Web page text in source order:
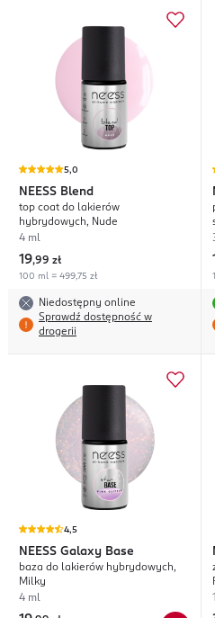
5,0
NEESS Blend
top coat do lakierów
hybrydowych, Nude
4 ml
19,99 zł
100 ml = 499,75 zł
Niedostępny online
Sprawdź dostępność w
drogerii
4,5
NEESS Galaxy Base
baza do lakierów hybrydowych,
Milky
4 ml